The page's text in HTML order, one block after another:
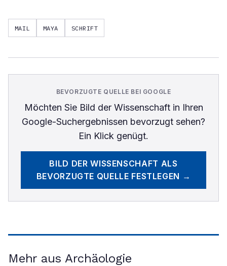
MAIL MAYA SCHRIFT
BEVORZUGTE QUELLE BEI GOOGLE
Möchten Sie Bild der Wissenschaftin Ihren
Google-Suchergebnissen bevorzugt sehen?
Ein Klick genügt.
BILD DER WISSENSCHAFT ALS
BEVORZUGTE QUELLE FESTLEGEN →
Mehr aus Archäologie